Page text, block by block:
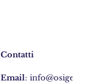
Contatti
Email: info@osigem.com